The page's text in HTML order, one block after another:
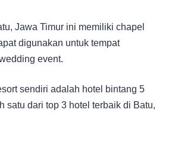
Jawa Timur ini memiliki chapel
digunakan untuk tempat
event.
sendiri adalah hotel bintang 5
satu dari top 3 hotel terbaik di Batu,